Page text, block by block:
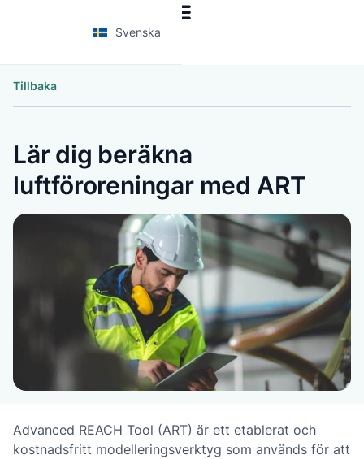
Svenska
Tillbaka
Lär dig beräkna
luftföroreningar med ART
Advanced REACH Tool (ART) är ett etablerat och
kostnadsfritt modelleringsverktyg som används för att